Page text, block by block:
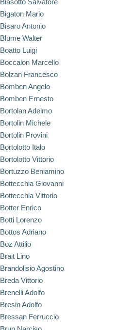
Biasotto Salvatore
Bigaton Mario
Bisaro Antonio
Blume Walter
Boatto Luigi
Boccalon Marcello
Bolzan Francesco
Bomben Angelo
Bomben Ernesto
Bortolan Adelmo
Bortolin Michele
Bortolin Provini
Bortolotto Italo
Bortolotto Vittorio
Bortuzzo Beniamino
Bottecchia Giovanni
Bottecchia Vittorio
Botter Enrico
Botti Lorenzo
Bottos Adriano
Boz Attilio
Brait Lino
Brandolisio Agostino
Breda Vittorio
Brenelli Adolfo
Bresin Adolfo
Bressan Ferruccio